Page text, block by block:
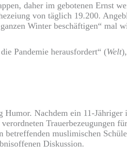
daher im gebotenen Ernst
von täglich 19.200.
Winter beschäftigen“ mal
Pandemie herausfordert“ (Welt
Humor. Nachdem ein 11-
betreffenden muslimischen
Diskussion.